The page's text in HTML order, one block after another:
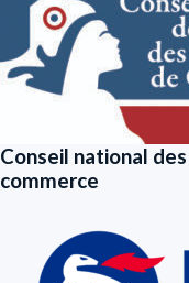
Conseil national
commerce